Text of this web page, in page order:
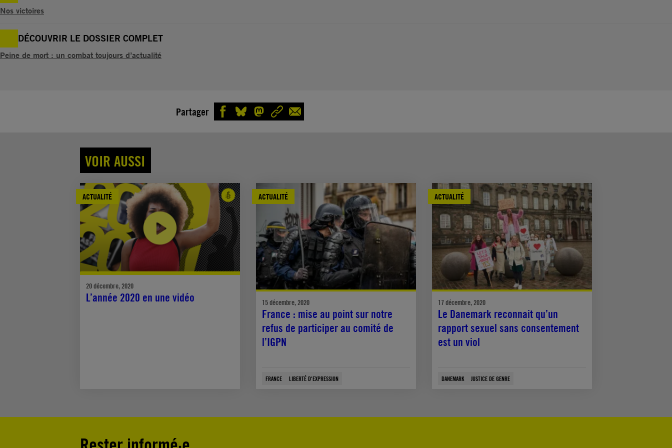
Nos victoires
DÉCOUVRIR LE DOSSIER COMPLET
Peine de mort : un combat toujours d’actualité
Partager
VOIR AUSSI
ACTUALITÉ
20 décembre, 2020
L’année 2020 en une vidéo
ACTUALITÉ
15 décembre, 2020
France : mise au point sur notre
refus de participer au comité de
l’IGPN
FRANCE LIBERTÉ D'EXPRESSION
ACTUALITÉ
17 décembre, 2020
Le Danemark reconnait qu’un
rapport sexuel sans consentement
est un viol
DANEMARK JUSTICE DE GENRE